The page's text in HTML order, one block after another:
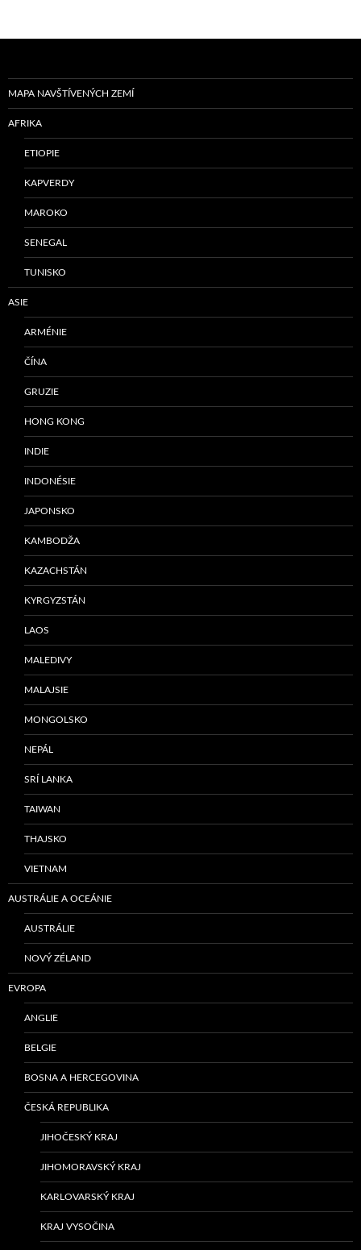
MAPA NAVŠTÍVENÝCH ZEMÍ
AFRIKA
ETIOPIE
KAPVERDY
MAROKO
SENEGAL
TUNISKO
ASIE
ARMÉNIE
ČÍNA
GRUZIE
HONG KONG
INDIE
INDONÉSIE
JAPONSKO
KAMBODŽA
KAZACHSTÁN
KYRGYZSTÁN
LAOS
MALEDIVY
MALAJSIE
MONGOLSKO
NEPÁL
SRÍ LANKA
TAIWAN
THAJSKO
VIETNAM
AUSTRÁLIE A OCEÁNIE
AUSTRÁLIE
NOVÝ ZÉLAND
EVROPA
ANGLIE
BELGIE
BOSNA A HERCEGOVINA
ČESKÁ REPUBLIKA
JIHOČESKÝ KRAJ
JIHOMORAVSKÝ KRAJ
KARLOVARSKÝ KRAJ
KRAJ VYSOČINA